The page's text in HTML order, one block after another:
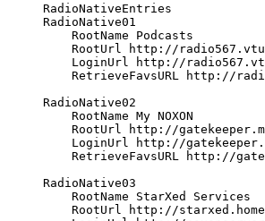
RadioNativeEntries
RadioNative01
RootName Podcasts
RootUrl http://
LoginUrl http://
RetrieveFavsURL http://
RadioNative02
RootName My NOXON
RootUrl http://
LoginUrl http://
RetrieveFavsURL http://
RadioNative03
RootName StarXed Services
RootUrl http://